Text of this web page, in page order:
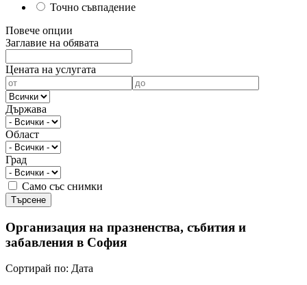
Точно съвпадение
Повече опции
Заглавие на обявата
Цената на услугата
Държава
Област
Град
Само със снимки
Организация на празненства, събития и
забавления в София
Cортирай по: Дата